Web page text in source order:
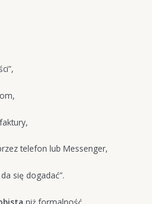
telefon lub Messenger,
się dogadać”.